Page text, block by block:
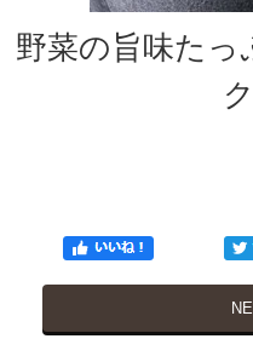
野菜の旨味たっ